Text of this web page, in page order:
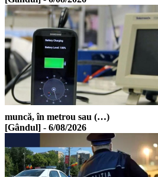
muncă, în metrou sau (…)
[Gândul] - 6/08/2026